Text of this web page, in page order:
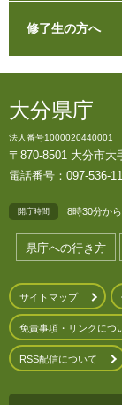
修了生の方へ
大分県庁
法人番号1000020440001
〒870-8501 大分市大
電話番号：097-536-
開庁時間 8時30分か
県庁への行き方
サイトマップ
免責事項・リンクにつ
RSS配信について